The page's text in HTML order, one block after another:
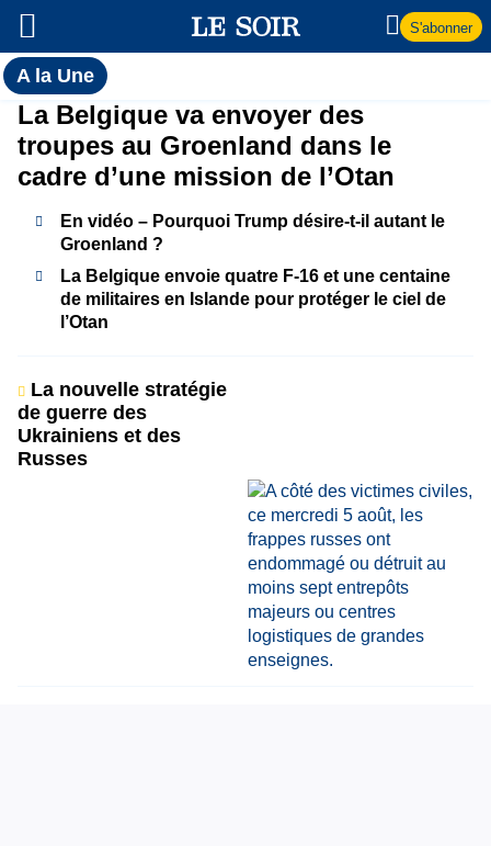
S'abonner
A la UneToutes
l'actualité
du Soir
A
la
Une
La Belgique va envoyer des
troupes au Groenland dans le
cadre d’une mission de l’Otan
En vidéo – Pourquoi Trump désire-t-il autant le
Groenland ?
La Belgique envoie quatre F-16 et une centaine
de militaires en Islande pour protéger le ciel de
l’Otan
La nouvelle stratégie
de guerre des
Ukrainiens et des
Russes